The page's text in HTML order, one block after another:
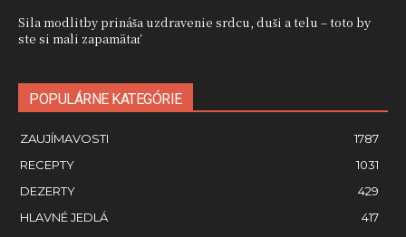
Sila modlitby prináša uzdravenie srdcu, duši a telu – toto by
ste si mali zapamätať
POPULÁRNE KATEGÓRIE
ZAUJÍMAVOSTI
1787
RECEPTY
1031
DEZERTY
429
HLAVNÉ JEDLÁ
417